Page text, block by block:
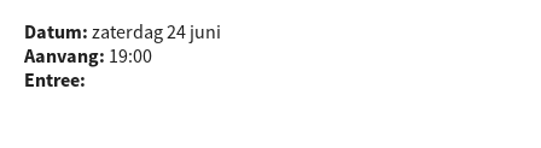
Datum: zaterdag 24 juni
Aanvang: 19:00
Entree: